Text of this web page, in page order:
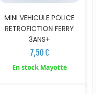
MINI VEHICULE POLICE
RETROFICTION FERRY
3ANS+
7,50 €
En stock Mayotte